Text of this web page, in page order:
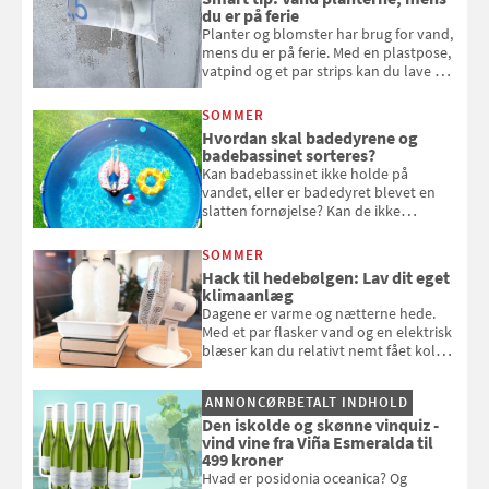
du er på ferie
Planter og blomster har brug for vand,
mens du er på ferie. Med en plastpose,
vatpind og et par strips kan du lave dit
at bede naboen om at vande eller
komme hjem til døde planter
SOMMER
Hvordan skal badedyrene og
badebassinet sorteres?
Kan badebassinet ikke holde på
vandet, eller er badedyret blevet en
slatten fornøjelse? Kan de ikke
opmærksom, når du smider
badebassinet eller et badedyr ud
SOMMER
Hack til hedebølgen: Lav dit eget
klimaanlæg
Dagene er varme og nætterne hede.
Med et par flasker vand og en elektrisk
blæser kan du relativt nemt fået koldt
og se, hvordan du gør
ANNONCØRBETALT INDHOLD
Den iskolde og skønne vinquiz -
vind vine fra Viña Esmeralda til
499 kroner
Hvad er posidonia oceanica? Og